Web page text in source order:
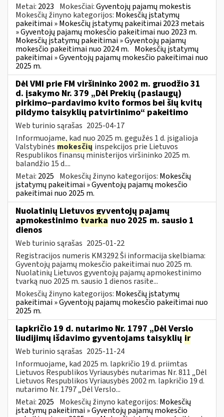
Metai: 2023 Mokesčiai:Gyventojų pajamų mokestis
Mokesčių žinyno kategorijos: Mokesčių įstatymų
pakeitimai » Mokesčių įstatymų pakeitimai 2023 metais
» Gyventojų pajamų mokesčio pakeitimai nuo 2023 m.
Mokesčių įstatymų pakeitimai » Gyventojų pajamų
mokesčio pakeitimai nuo 2024 m. Mokesčių įstatymų
pakeitimai » Gyventojų pajamų mokesčio pakeitimai nuo
2025 m.
Dėl VMI prie FM viršininko 2002 m. gruodžio 31
d. įsakymo Nr. 379 „Dėl Prekių (paslaugų)
pirkimo–pardavimo kvito formos bei šių kvitų
pildymo taisyklių patvirtinimo“ pakeitimo
Web turinio sąrašas 2025-04-17
Informuojame, kad nuo 2025 m. gegužės 1 d. įsigalioja
Valstybinės mokesčių inspekcijos prie Lietuvos
Respublikos finansų ministerijos viršininko 2025 m.
balandžio 15 d....
Metai: 2025 Mokesčių žinyno kategorijos: Mokesčių
įstatymų pakeitimai » Gyventojų pajamų mokesčio
pakeitimai nuo 2025 m.
Nuolatinių Lietuvos gyventojų pajamų
apmokestinimo tvarka nuo 2025 m. sausio 1
dienos
Web turinio sąrašas 2025-01-22
Registracijos numeris KM3292 Ši informacija skelbiama:
Gyventojų pajamų mokesčio pakeitimai nuo 2025 m.
Nuolatinių Lietuvos gyventojų pajamų apmokestinimo
tvarką nuo 2025 m. sausio 1 dienos rasite...
Mokesčių žinyno kategorijos: Mokesčių įstatymų
pakeitimai » Gyventojų pajamų mokesčio pakeitimai nuo
2025 m.
lapkričio 19 d. nutarimo Nr. 1797 „Dėl Verslo
liudijimų išdavimo gyventojams taisyklių ir
Web turinio sąrašas 2025-11-24
Informuojame, kad 2025 m. lapkričio 19 d. priimtas
Lietuvos Respublikos Vyriausybės nutarimas Nr. 811 „Dėl
Lietuvos Respublikos Vyriausybės 2002 m. lapkričio 19 d.
nutarimo Nr. 1797 „Dėl Verslo...
Metai: 2025 Mokesčių žinyno kategorijos: Mokesčių
įstatymų pakeitimai » Gyventojų pajamų mokesčio